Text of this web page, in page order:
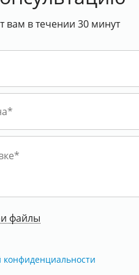
вам в течении 30 минут
файлы
конфиденциальности